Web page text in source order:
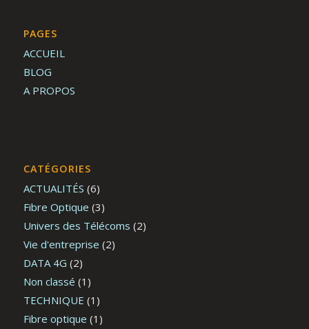
PAGES
ACCUEIL
BLOG
A PROPOS
CATÉGORIES
ACTUALITÉS (6)
Fibre Optique (3)
Univers des Télécoms (2)
Vie d'entreprise (2)
DATA 4G (2)
Non classé (1)
TECHNIQUE (1)
Fibre optique (1)